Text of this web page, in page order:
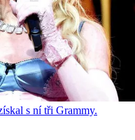
s ní tři Grammy.